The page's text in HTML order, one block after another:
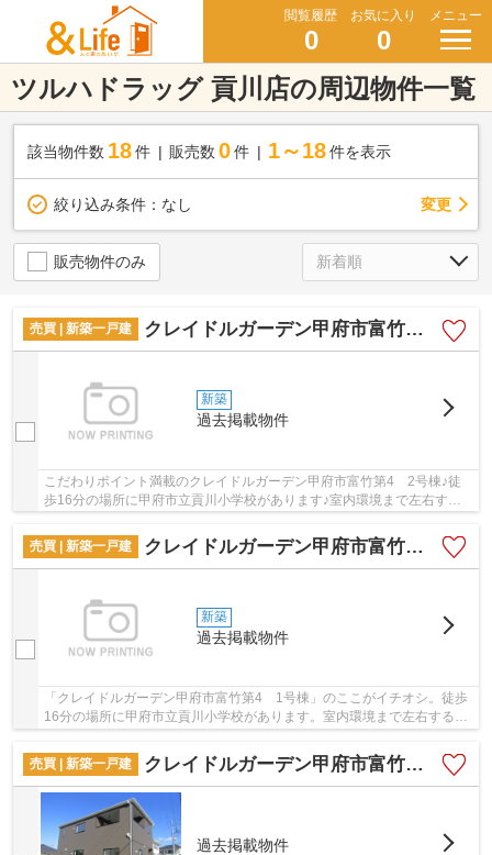
閲覧履歴
0
お気に入り
0
メニュー
ツルハドラッグ 貢川店の周辺物件一覧
該当物件数 18件 販売数 0 件 1～18 件を表示
絞り込み条件： なし 変更
販売物件のみ
売買 | 新築一戸建 クレイドルガーデン甲府市富竹第4 2号棟
新築
過去掲載物件
こだわりポイント満載のクレイドルガーデン甲府市富竹第4 2号棟♪徒
歩16分の場所に甲府市立貢川小学校があります♪室内環境まで左右する
売買 | 新築一戸建
クレイドルガーデン甲府市富竹第4 1号棟
新築
過去掲載物件
「クレイドルガーデン甲府市富竹第4 1号棟」のここがイチオシ。徒歩
16分の場所に甲府市立貢川小学校があります。室内環境まで左右する基
売買 | 新築一戸建
クレイドルガーデン甲府市富竹第3 1号棟
過去掲載物件